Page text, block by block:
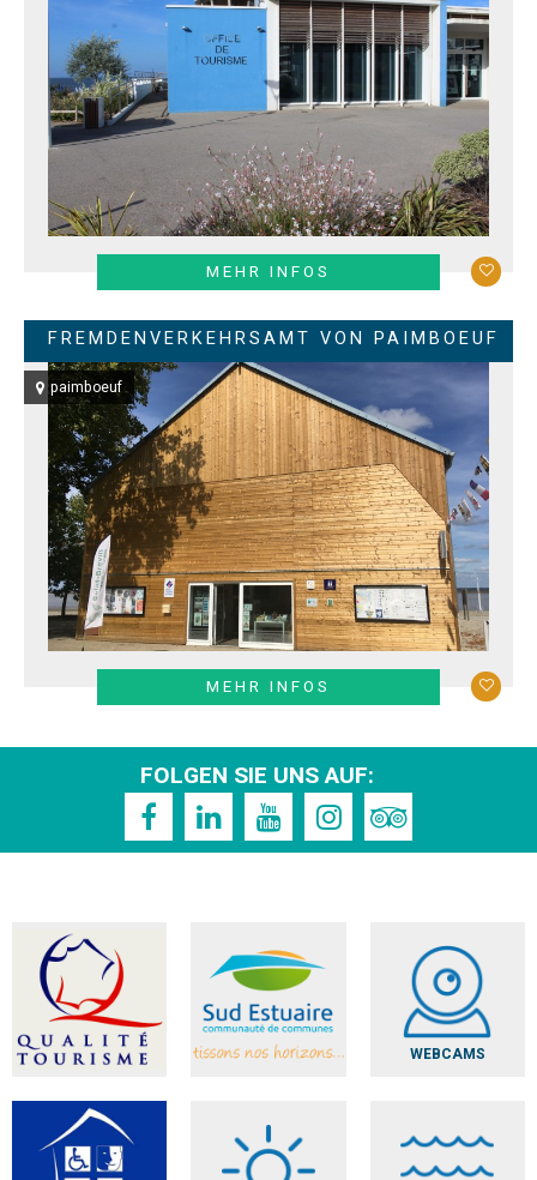
MEHR INFOS
FREMDENVERKEHRSAMT VON PAIMBOEUF
paimboeuf
MEHR INFOS
FOLGEN SIE UNS AUF:
WEBCAMS